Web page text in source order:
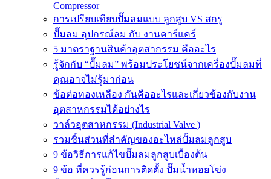
Compressor
การเปรียบเทียบปั๊มลมแบบ ลูกสูบ VS สกรู
ปั๊มลม อุปกรณ์ลม กับ งานคาร์แคร์
5 มาตราฐานสินค้าอุตสากรรม คืออะไร
รู้จักกับ “ปั๊มลม” พร้อมประโยชน์จากเครื่องปั๊มลมที่
คุณอาจไม่รู้มาก่อน
ข้อต่อทองเหลือง กันคืออะไรและเกี่ยวข้องกับงาน
อุตสาหกรรมได้อย่างไร
วาล์วอุตสาหกรรม (Industrial Valve )
รวมชิ้นส่วนที่สำคัญของอะไหล่ปั้มลมลูกสูบ
9 ข้อวิธีการแก้ไขปั๊มลมลูกสูบเบื้องต้น
9 ข้อ ที่ควรรู้ก่อนการติดตั้ง ปั๊มน้ำหอยโข่ง